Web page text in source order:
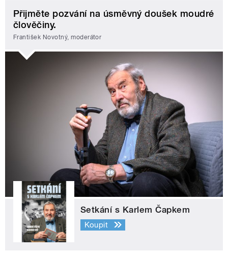
Přijměte pozvání na úsměvný doušek moudré
člověčiny.
František Novotný, moderátor
Setkání s Karlem Čapkem
Koupit